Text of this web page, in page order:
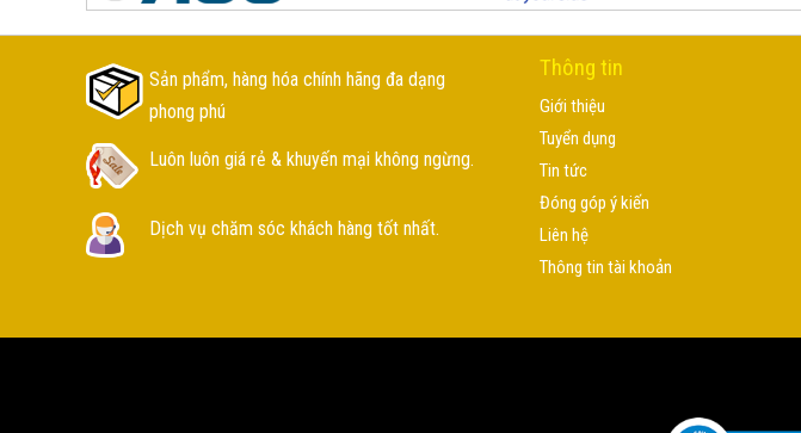
Sản phẩm, hàng hóa chính hãng đa dạng
phong phú
Luôn luôn giá rẻ & khuyến mại không ngừng.
Dịch vụ chăm sóc khách hàng tốt nhất.
Thông tin
Giới thiệu
Tuyển dụng
Tin tức
Đóng góp ý kiến
Liên hệ
Thông tin tài khoản